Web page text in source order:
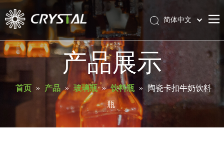
首页
产品
服务与支持
简体中文
产品展示
首页 » 产品 » 玻璃瓶 » 饮料瓶 »
陶瓷卡扣牛奶饮料
瓶